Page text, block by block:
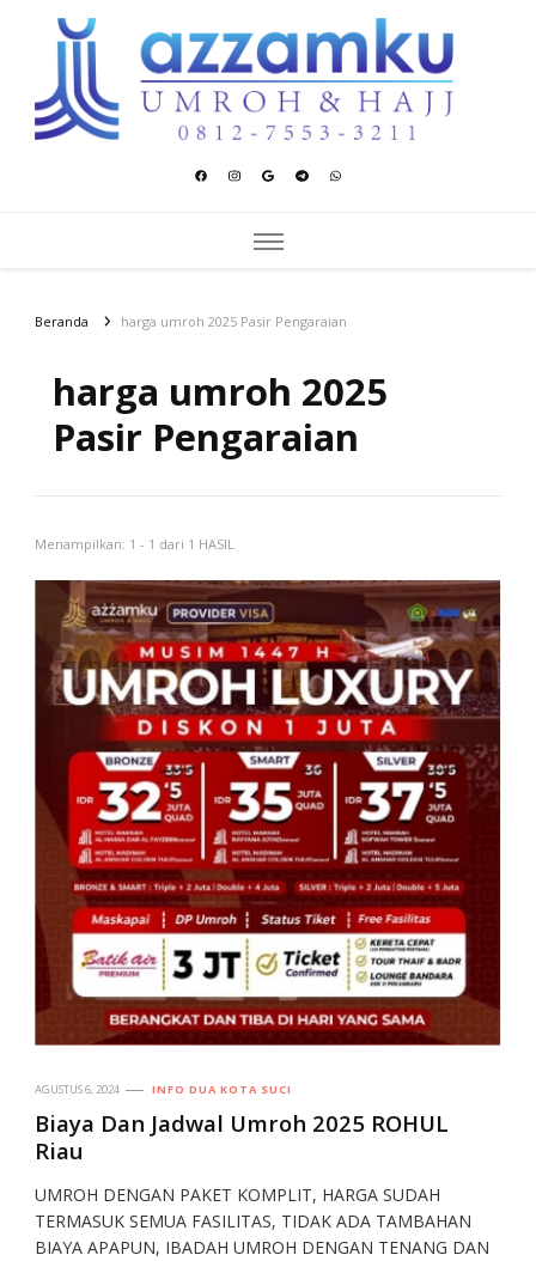
Azzamku Umroh dan Hajj
Beranda harga umroh 2025 Pasir Pengaraian
harga umroh 2025
Pasir Pengaraian
Menampilkan: 1 - 1 dari 1 HASIL
AGUSTUS 6, 2024 INFO DUA KOTA SUCI
Biaya Dan Jadwal Umroh 2025 ROHUL
Riau
UMROH DENGAN PAKET KOMPLIT, HARGA SUDAH
TERMASUK SEMUA FASILITAS, TIDAK ADA TAMBAHAN
BIAYA APAPUN, IBADAH UMROH DENGAN TENANG DAN